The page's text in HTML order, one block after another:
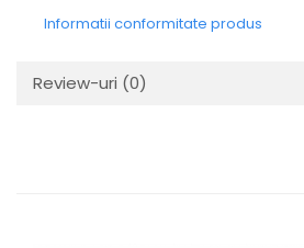
Informatii conformitate produs
Review-uri (0)